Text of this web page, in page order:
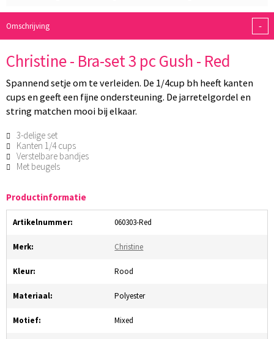
Omschrijving -
Christine - Bra-set 3 pc Gush - Red
Spannend setje om te verleiden. De 1/4cup bh heeft kanten
cups en geeft een fijne ondersteuning. De jarretelgordel en
string matchen mooi bij elkaar.
3-delige set
Kanten 1/4 cups
Verstelbare bandjes
Met beugels
Productinformatie
Artikelnummer: 060303-Red
Merk: Christine
Kleur: Rood
Materiaal: Polyester
Motief: Mixed